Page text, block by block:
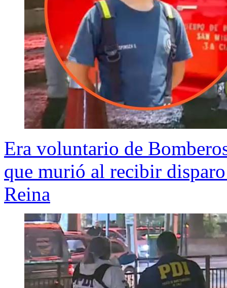
Era voluntario de
que murió al recibir
Reina